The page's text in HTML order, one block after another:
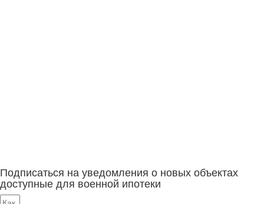
Подписаться на уведомления о новых объектах
доступные для военной ипотеки